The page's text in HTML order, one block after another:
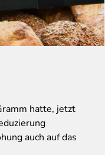
hatte, jetzt
auch auf das